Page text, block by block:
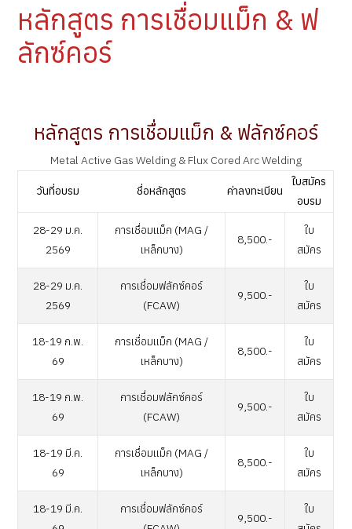
หลักสูตร การเชื่อมแม็ก & ฟ
ลักซ์คอร์
หลักสูตร การเชื่อมแม็ก & ฟลักซ์คอร์
Metal Active Gas Welding & Flux Cored Arc Welding
วันที่อบรม ชื่อหลักสูตร ค่าลงทะเบียน
ใบสมัคร
อบรม
28-29 ม.ค.
2569
การเชื่อมแม็ก (MAG /
เหล็กบาง)
8,500.-
ใบ
สมัคร
28-29 ม.ค.
2569
การเชื่อมฟลักซ์คอร์
(FCAW)
9,500.-
ใบ
สมัคร
18-19 ก.พ.
69
การเชื่อมแม็ก (MAG /
เหล็กบาง)
8,500.-
ใบ
สมัคร
18-19 ก.พ.
69
การเชื่อมฟลักซ์คอร์
(FCAW)
9,500.-
ใบ
สมัคร
18-19 มี.ค.
69
การเชื่อมแม็ก (MAG /
เหล็กบาง)
8,500.-
ใบ
สมัคร
18-19 มี.ค.
การเชื่อมฟลักซ์คอร์
9,500.-
ใบ